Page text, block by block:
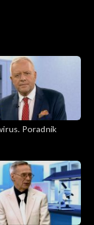
Poradnik